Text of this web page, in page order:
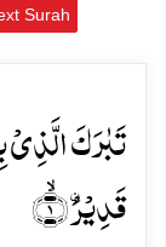
Surah
تَبٰرَکَ
قَدِیۡرُۨ ۙ﴿۱﴾